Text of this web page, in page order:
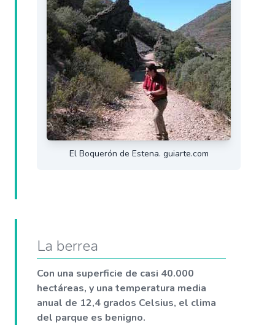
El Boquerón de Estena. guiarte.com
La berrea
Con una superficie de casi 40.000
hectáreas, y una temperatura media
anual de 12,4 grados Celsius, el clima
del parque es benigno.